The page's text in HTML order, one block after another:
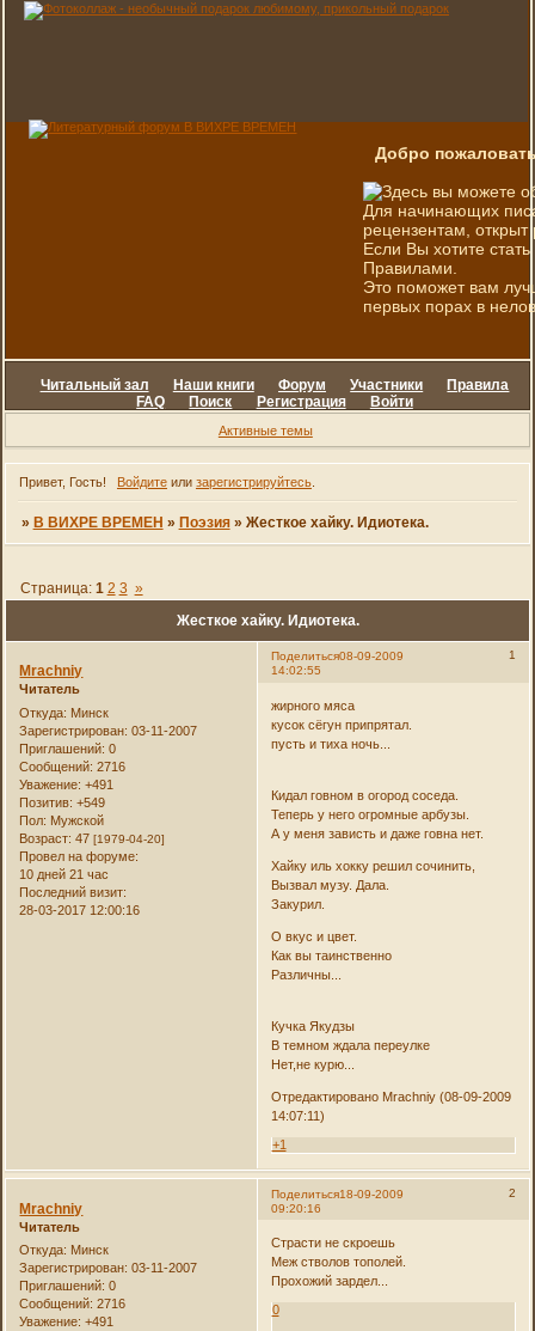
Добро
Здесь вы можете
Для начинающих
рецензентам, открыт
Если Вы хотите
Правилами.
Это поможет вам
первых порах в
Читальный зал Наши книги Форум Участники
Правила
FAQ
Поиск Регистрация Войти
Активные темы
Привет, Гость! Войдитеили зарегистрируйтесь.
» В ВИХРЕ ВРЕМЕН » Поэзия » Жесткое хайку. Идиотека.
Жесткое хайку. Идиотека.
Страница: 1 2 3 »
Поделиться 1
08-09-2009
14:02:55
Mrachniy
Читатель
Откуда: Минск
Зарегистрирован: 03-11-2007
Приглашений: 0
Сообщений: 2716
Уважение: +491
Позитив: +549
Пол: Мужской
Возраст: 47[1979-04-20]
Провел на форуме:
10 дней 21 час
Последний визит:
28-03-2017 12:00:16
жирного мяса
кусок сёгун припрятал.
пусть и тиха ночь...
Кидал говном в огород соседа.
Теперь у него огромные арбузы.
А у меня зависть и даже говна нет.
Хайку иль хокку решил сочинить,
Вызвал музу. Дала.
Закурил.
О вкус и цвет.
Как вы таинственно
Различны...
Кучка Якудзы
В темном ждала переулке
Нет,не курю...
Отредактировано Mrachniy (08-09-2009
14:07:11)
+1
Поделиться 2
18-09-2009
09:20:16
Mrachniy
Читатель
Откуда: Минск
Зарегистрирован: 03-11-2007
Приглашений: 0
Сообщений: 2716
Уважение: +491
Страсти не скроешь
Меж стволов тополей.
Прохожий зардел...
0